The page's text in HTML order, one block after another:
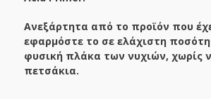
Ανεξάρτητα από το προϊόν που
εφαρμόστε το σε ελάχιστη
φυσική πλάκα των νυχιών, χωρίς
πετσάκια.